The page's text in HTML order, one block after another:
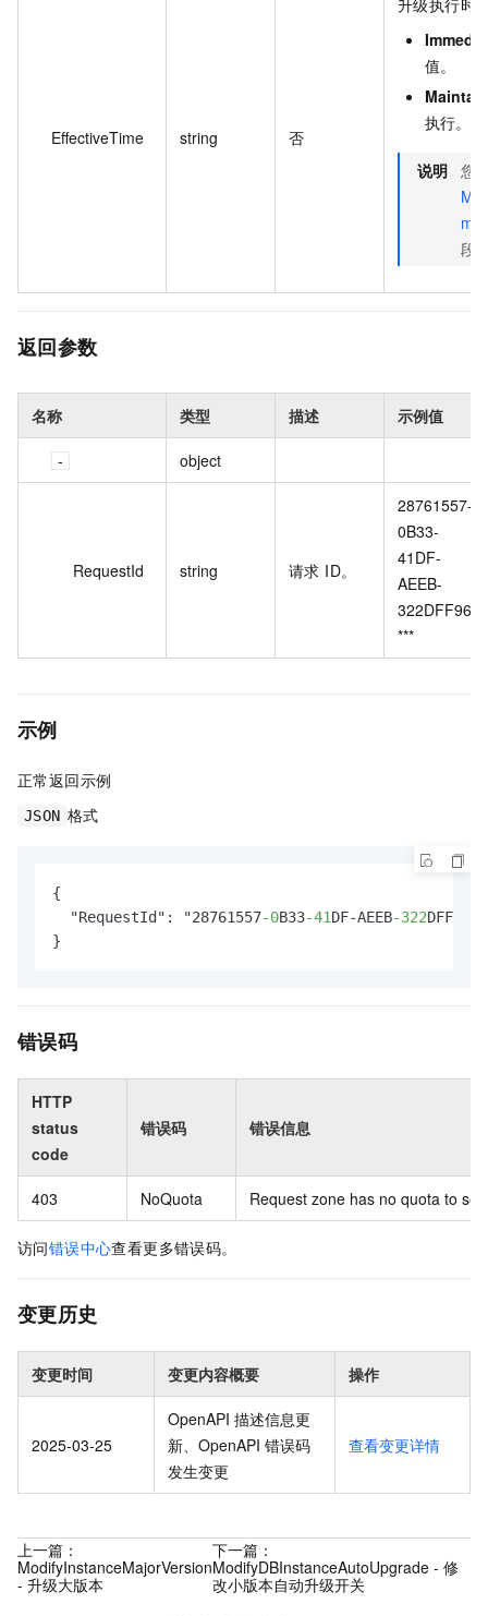
EffectiveTime string 否
值。
执行。
说明 您
me
段
返回参数
名称 类型 描述 示例值
object
RequestId string 请求 ID。
28761557-
0B33-
41DF-
AEEB-
322DFF96*
***
示例
正常返回示例
JSON 格式
{
  "RequestId": "28761557
-0B33-41DF-AEEB-322
}
错误码
HTTP
status
code
错误码 错误信息
403 NoQuota Request zone has no quota to sell.
访问错误中心查看更多错误码。
变更历史
变更时间 变更内容概要 操作
2025-03-25
OpenAPI 描述信息更
新、OpenAPI 错误码
发生变更
查看变更详情
上一篇：
ModifyInstanceMajorVersion
- 升级大版本
下一篇：
ModifyDBInstanceAutoUpgrade - 修
改小版本自动升级开关